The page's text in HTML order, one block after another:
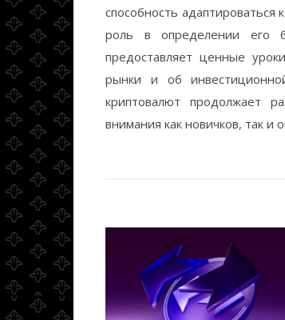
способность
роль в определении его
предоставляет ценные
рынки и об
криптовалют продолжает
внимания как новичков, так и